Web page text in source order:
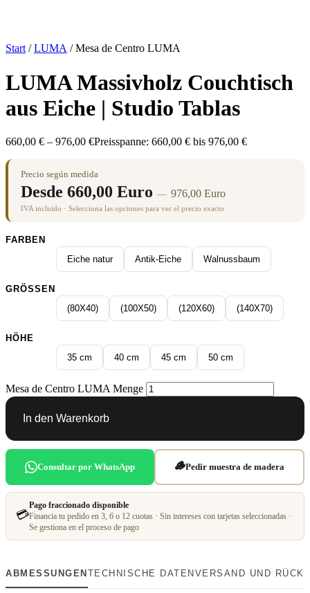
Start /LUMA / Mesa de Centro LUMA
LUMA Massivholz Couchtisch
aus Eiche | Studio Tablas
660,00 € – 976,00 €Preisspanne: 660,00 € bis 976,00 €
Precio según medida
Desde 660,00 Euro — 976,00 Euro
IVA incluido · Selecciona las opciones para ver el precio exacto
FARBEN
Eiche natur
Antik-Eiche Walnussbaum
GRÖSSEN
(80X40)
(100X50) (120X60) (140X70)
HÖHE
35 cm
40 cm 45 cm 50 cm
Mesa de Centro LUMA Menge
In den Warenkorb
Consultar por WhatsApp 🪵Pedir muestra de madera
💳
Pago fraccionado disponible
Financia tu pedido en 3, 6 o 12 cuotas · Sin intereses con tarjetas seleccionadas ·
Se gestiona en el proceso de pago
ABMESSUNGEN TECHNISCHE DATEN VERSAND UND